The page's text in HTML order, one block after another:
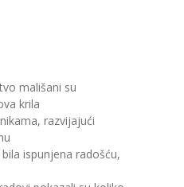
mališani su
krila
razvijajući
ispunjena radošću,